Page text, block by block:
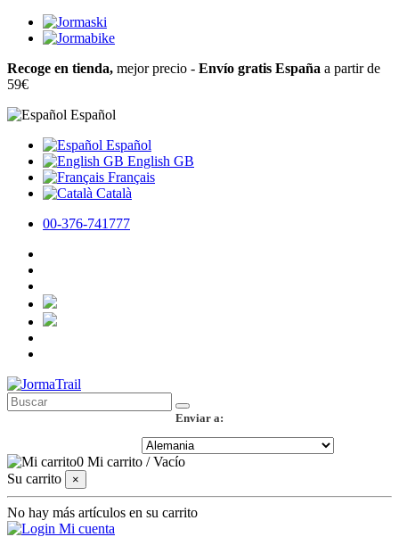
Recoge en tienda, mejor precio - Envío gratis España a partir de
59€
Español
Español
English GB
Français
Català
00-376-741777
Enviar a:
0 Mi carrito /Vacío
Su carrito
×
No hay más artículos en su carrito
Mi cuenta